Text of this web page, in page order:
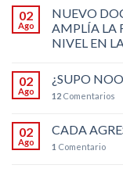
02
Ago
NUEVO
AMPLÍA LA
NIVEL EN
02
Ago
¿SUPO
12 Comentarios
02
Ago
CADA
1 Comentario